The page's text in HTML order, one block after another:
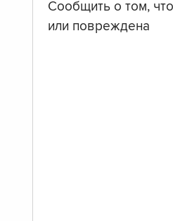
Сообщить о том,
или повреждена